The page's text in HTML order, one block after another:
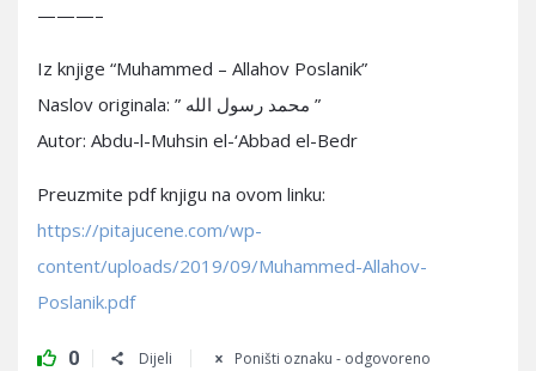
———–
Iz knjige “Muhammed – Allahov Poslanik”
Naslov originala: ” محمد رسول الله ”
Autor: Abdu-l-Muhsin el-‘Abbad el-Bedr
Preuzmite pdf knjigu na ovom linku:
https://pitajucene.com/wp-
content/uploads/2019/09/Muhammed-Allahov-
Poslanik.pdf
0 Dijeli Poništi oznaku - odgovoreno